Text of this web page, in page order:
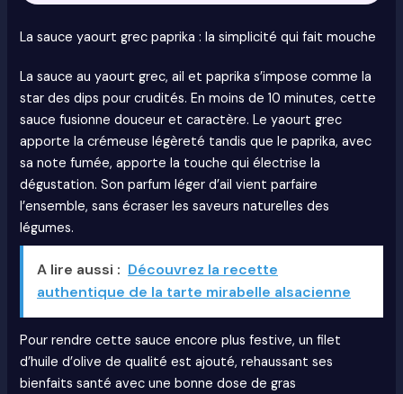
La sauce yaourt grec paprika : la simplicité qui fait mouche
La sauce au yaourt grec, ail et paprika s’impose comme la
star des dips pour crudités. En moins de 10 minutes, cette
sauce fusionne douceur et caractère. Le yaourt grec
apporte la crémeuse légèreté tandis que le paprika, avec
sa note fumée, apporte la touche qui électrise la
dégustation. Son parfum léger d’ail vient parfaire
l’ensemble, sans écraser les saveurs naturelles des
légumes.
A lire aussi : Découvrez la recette
authentique de la tarte mirabelle alsacienne
Pour rendre cette sauce encore plus festive, un filet
d’huile d’olive de qualité est ajouté, rehaussant ses
bienfaits santé avec une bonne dose de gras